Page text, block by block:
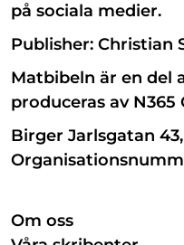
på sociala medier.
Publisher: Christian
Matbibeln är en del
produceras av N365
Birger Jarlsgatan
Om oss